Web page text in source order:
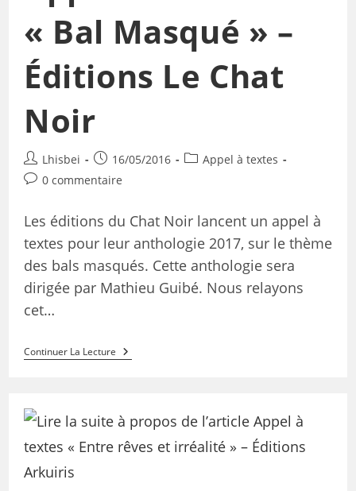
« Bal Masqué » –
Éditions Le Chat
Noir
Lhisbei 16/05/2016
Appel à textes
0 commentaire
Les éditions du Chat Noir lancent un appel à
textes pour leur anthologie 2017, sur le thème
des bals masqués. Cette anthologie sera
dirigée par Mathieu Guibé. Nous relayons
cet…
Continuer La Lecture